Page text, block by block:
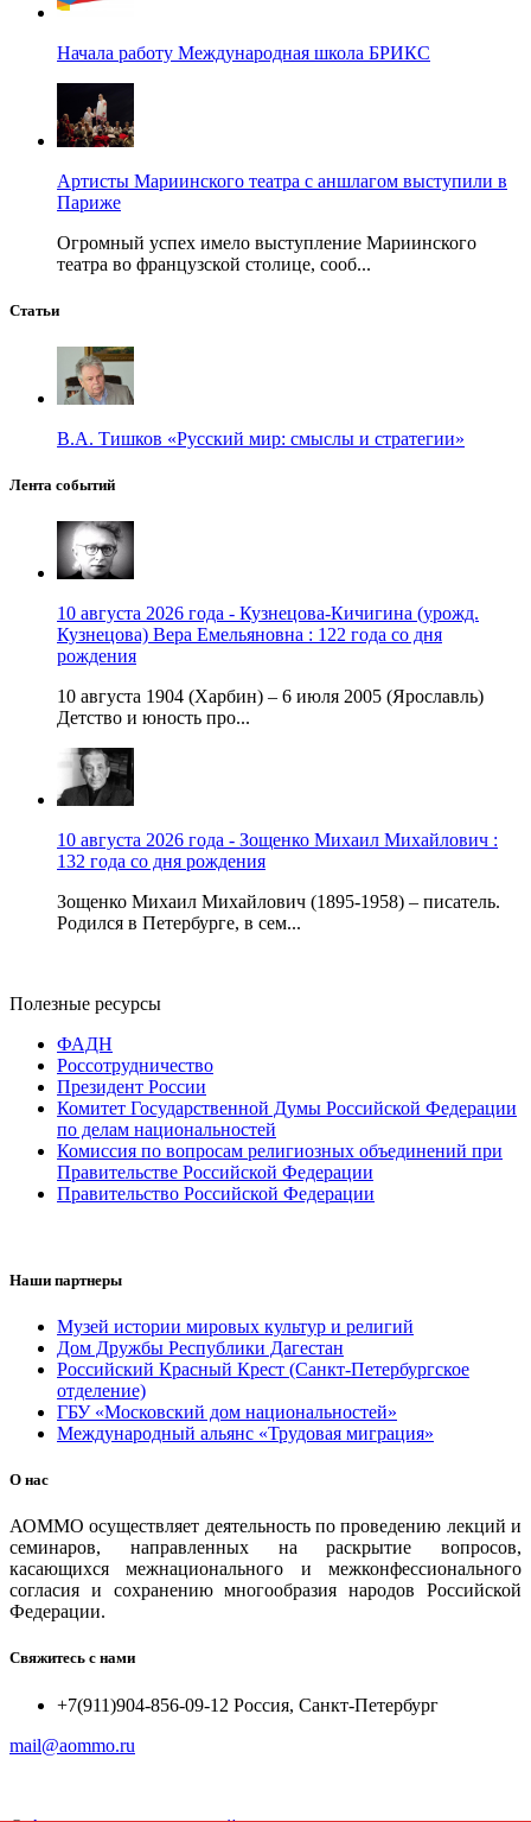
Начала работу Международная школа БРИКС
Артисты Мариинского театра с аншлагом выступили в
Париже
Огромный успех имело выступление Мариинского
театра во французской столице, сооб...
Статьи
В.А. Тишков «Русский мир: смыслы и стратегии»
Лента событий
10 августа 2026 года - Кузнецова-Кичигина (урожд.
Кузнецова) Вера Емельяновна : 122 года со дня
рождения
10 августа 1904 (Харбин) – 6 июля 2005 (Ярославль)
Детство и юность про...
10 августа 2026 года - Зощенко Михаил Михайлович :
132 года со дня рождения
Зощенко Михаил Михайлович (1895-1958) – писатель.
Родился в Петербурге, в сем...
Полезные ресурсы
ФАДН
Россотрудничество
Президент России
Комитет Государственной Думы Российской Федерации
по делам национальностей
Комиссия по вопросам религиозных объединений при
Правительстве Российской Федерации
Правительство Российской Федерации
Наши партнеры
Музей истории мировых культур и религий
Дом Дружбы Республики Дагестан
Российский Красный Крест (Санкт-Петербургское
отделение)
ГБУ «Московский дом национальностей»
Международный альянс «Трудовая миграция»
О нас
АОММО осуществляет деятельность по проведению лекций и
семинаров, направленных на раскрытие вопросов,
касающихся межнационального и межконфессионального
согласия и сохранению многообразия народов Российской
Федерации.
Свяжитесь с нами
+7(911)904-856-09-12 Россия, Санкт-Петербург
mail@aommo.ru